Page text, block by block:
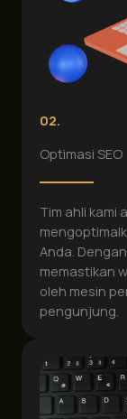
02.
Optimasi SEO
Tim ahli kami
Anda.
memastikan
oleh mesin
pengunjung.